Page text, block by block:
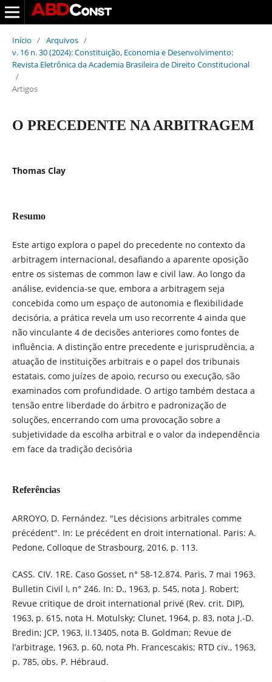
Início / Arquivos /
v. 16 n. 30 (2024): Constituição, Economia e Desenvolvimento:
Revista Eletrônica da Academia Brasileira de Direito Constitucional
/
Artigos
O PRECEDENTE NA ARBITRAGEM
Thomas Clay
Resumo
Este artigo explora o papel do precedente no contexto da
arbitragem internacional, desafiando a aparente oposição
entre os sistemas de common law e civil law. Ao longo da
análise, evidencia-se que, embora a arbitragem seja
concebida como um espaço de autonomia e flexibilidade
decisória, a prática revela um uso recorrente 4 ainda que
não vinculante 4 de decisões anteriores como fontes de
influência. A distinção entre precedente e jurisprudência, a
atuação de instituições arbitrais e o papel dos tribunais
estatais, como juízes de apoio, recurso ou execução, são
examinados com profundidade. O artigo também destaca a
tensão entre liberdade do árbitro e padronização de
soluções, encerrando com uma provocação sobre a
subjetividade da escolha arbitral e o valor da independência
em face da tradição decisória
Referências
ARROYO, D. Fernández. "Les décisions arbitrales comme
précédent". In: Le précédent en droit international. Paris: A.
Pedone, Colloque de Strasbourg, 2016, p. 113.
CASS. CIV. 1RE. Caso Gosset, n° 58-12.874. Paris, 7 mai 1963.
Bulletin Civil I, n° 246. In: D., 1963, p. 545, nota J. Robert;
Revue critique de droit international privé (Rev. crit. DIP),
1963, p. 615, nota H. Motulsky; Clunet, 1964, p. 83, nota J.-D.
Bredin; JCP, 1963, II.13405, nota B. Goldman; Revue de
l’arbitrage, 1963, p. 60, nota Ph. Francescakis; RTD civ., 1963,
p. 785, obs. P. Hébraud.